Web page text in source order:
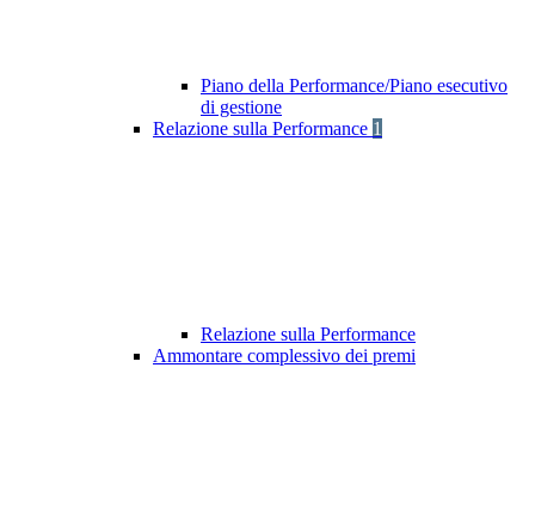
Piano della Performance/Piano esecutivo
di gestione
Relazione sulla Performance 1
Relazione sulla Performance
Ammontare complessivo dei premi